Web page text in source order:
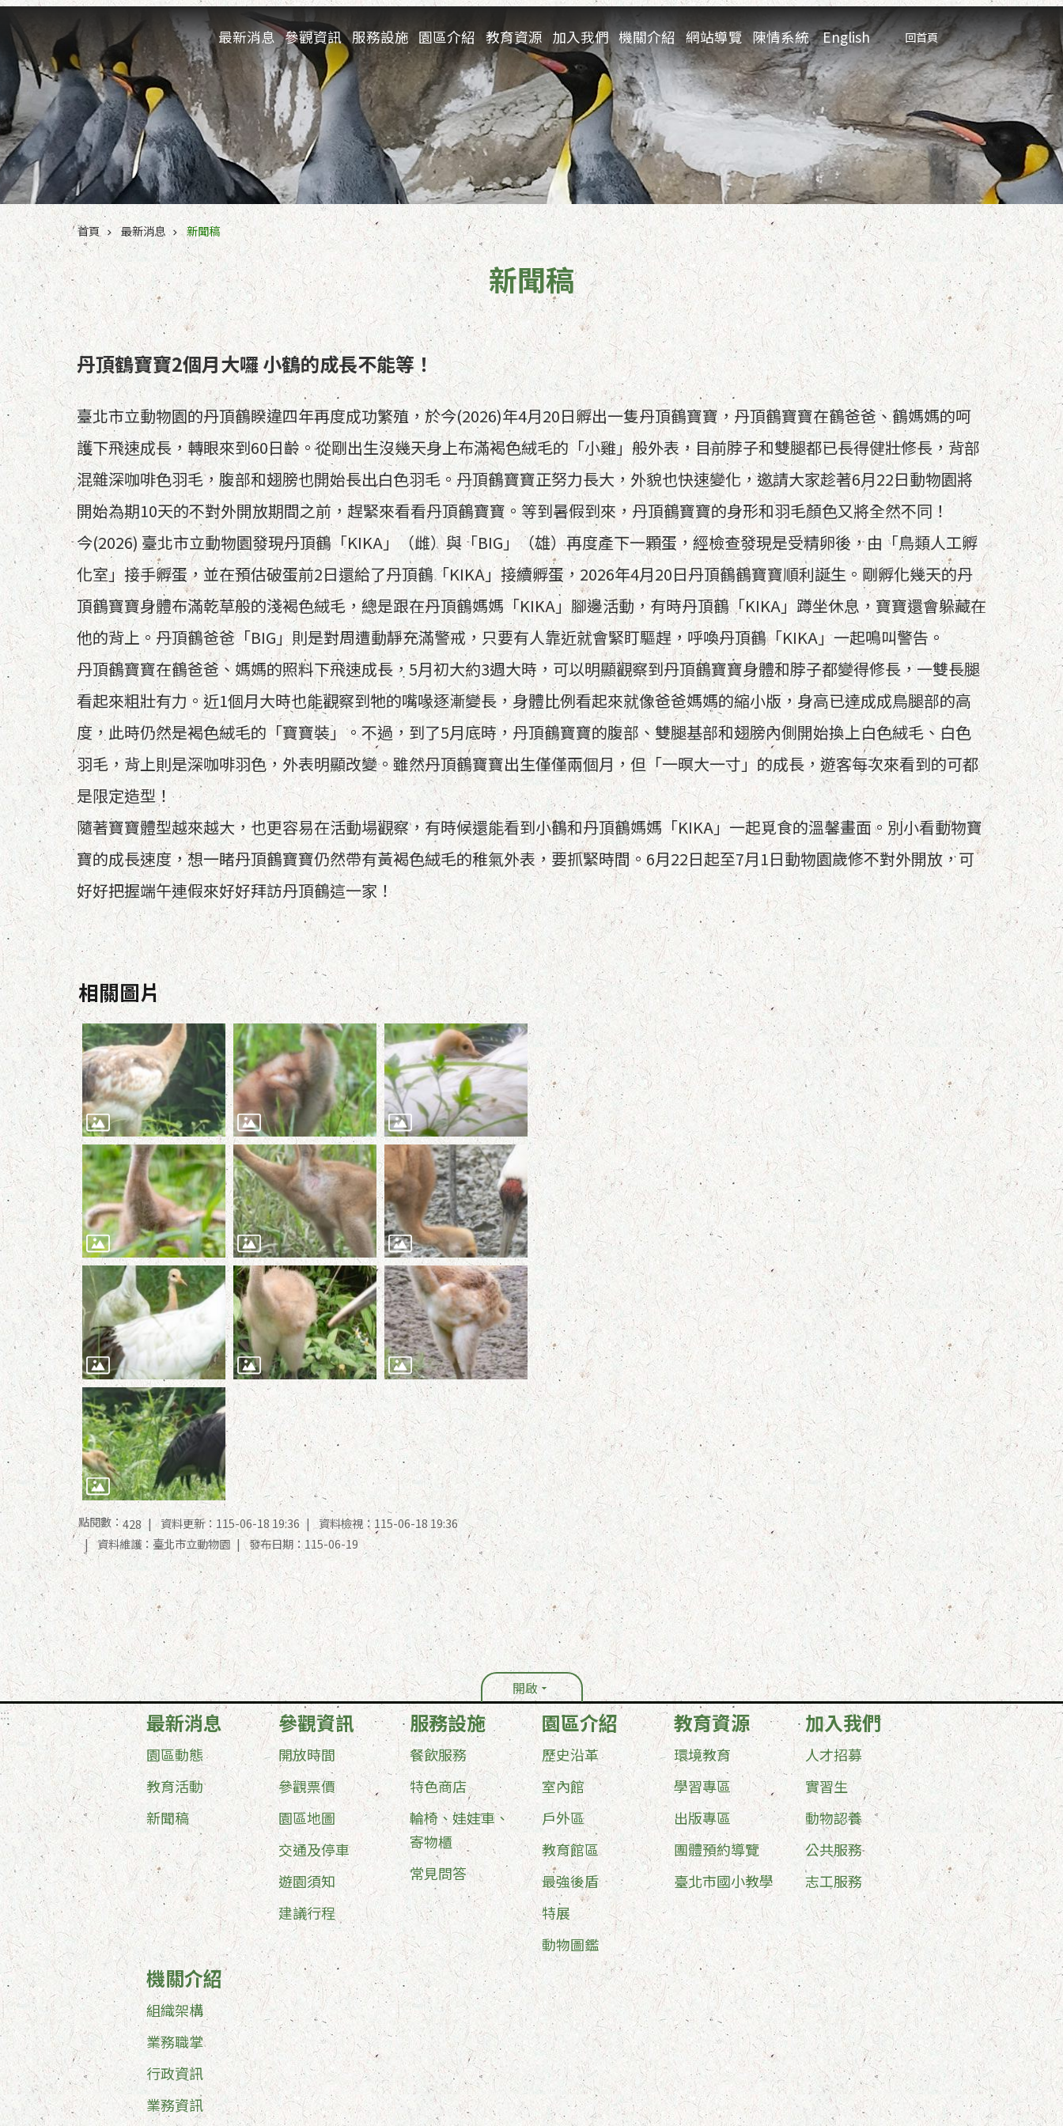
:::
回首頁
最新消息 參觀資訊 服務設施 園區介紹 教育資源 加入我們 機關介紹 網站導覽 陳情系統 English
:::
首頁 最新消息 新聞稿
新聞稿
丹頂鶴寶寶2個月大囉 小鶴的成長不能等！
臺北市立動物園的丹頂鶴睽違四年再度成功繁殖，於今(2026)年4月20日孵出一隻丹頂鶴寶寶，丹頂鶴寶寶在鶴爸爸、鶴媽媽的呵
護下飛速成長，轉眼來到60日齡。從剛出生沒幾天身上布滿褐色絨毛的「小雞」般外表，目前脖子和雙腿都已長得健壯修長，背部
混雜深咖啡色羽毛，腹部和翅膀也開始長出白色羽毛。丹頂鶴寶寶正努力長大，外貌也快速變化，邀請大家趁著6月22日動物園將
開始為期10天的不對外開放期間之前，趕緊來看看丹頂鶴寶寶。等到暑假到來，丹頂鶴寶寶的身形和羽毛顏色又將全然不同！
今(2026) 臺北市立動物園發現丹頂鶴「KIKA」（雌）與「BIG」（雄）再度產下一顆蛋，經檢查發現是受精卵後，由「鳥類人工孵
化室」接手孵蛋，並在預估破蛋前2日還給了丹頂鶴「KIKA」接續孵蛋，2026年4月20日丹頂鶴鶴寶寶順利誕生。剛孵化幾天的丹
頂鶴寶寶身體布滿乾草般的淺褐色絨毛，總是跟在丹頂鶴媽媽「KIKA」腳邊活動，有時丹頂鶴「KIKA」蹲坐休息，寶寶還會躲藏在
他的背上。丹頂鶴爸爸「BIG」則是對周遭動靜充滿警戒，只要有人靠近就會緊盯驅趕，呼喚丹頂鶴「KIKA」一起鳴叫警告。
丹頂鶴寶寶在鶴爸爸、媽媽的照料下飛速成長，5月初大約3週大時，可以明顯觀察到丹頂鶴寶寶身體和脖子都變得修長，一雙長腿
看起來粗壯有力。近1個月大時也能觀察到牠的嘴喙逐漸變長，身體比例看起來就像爸爸媽媽的縮小版，身高已達成成鳥腿部的高
度，此時仍然是褐色絨毛的「寶寶裝」。不過，到了5月底時，丹頂鶴寶寶的腹部、雙腿基部和翅膀內側開始換上白色絨毛、白色
羽毛，背上則是深咖啡羽色，外表明顯改變。雖然丹頂鶴寶寶出生僅僅兩個月，但「一暝大一寸」的成長，遊客每次來看到的可都
是限定造型！
隨著寶寶體型越來越大，也更容易在活動場觀察，有時候還能看到小鶴和丹頂鶴媽媽「KIKA」一起覓食的溫馨畫面。別小看動物寶
寶的成長速度，想一睹丹頂鶴寶寶仍然帶有黃褐色絨毛的稚氣外表，要抓緊時間。6月22日起至7月1日動物園歲修不對外開放，可
好好把握端午連假來好好拜訪丹頂鶴這一家！
相關圖片
點閱數：428 資料更新：115-06-18 19:36
資料檢視：115-06-18 19:36
資料維護：臺北市立動物園
發布日期：115-06-19
開啟
:::
最新消息
園區動態
教育活動
新聞稿
參觀資訊
開放時間
參觀票價
園區地圖
交通及停車
遊園須知
建議行程
服務設施
餐飲服務
特色商店
輪椅、娃娃車、
寄物櫃
常見問答
園區介紹
歷史沿革
室內館
戶外區
教育館區
最強後盾
特展
動物圖鑑
教育資源
環境教育
學習專區
出版專區
團體預約導覽
臺北市國小教學
加入我們
人才招募
實習生
動物認養
公共服務
志工服務
機關介紹
組織架構
業務職掌
行政資訊
業務資訊